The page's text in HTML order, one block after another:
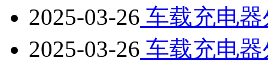
2025-03-26 车载充电
2025-03-26 车载充电